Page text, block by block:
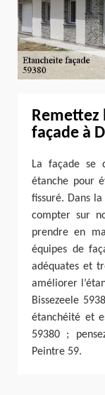
Remettez
façade à
La façade se
étanche pour
fissuré. Dans
compter sur
prendre en
équipes de
adéquates et
améliorer
Bissezeele
étanchéité et
59380 ;
Peintre 59.